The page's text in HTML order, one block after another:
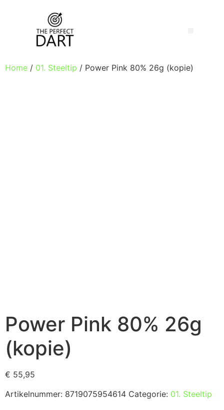
Home / 01. Steeltip / Power Pink 80% 26g (kopie)
Power Pink 80% 26g
(kopie)
€ 55,95
Artikelnummer: 8719075954614 Categorie: 01. Steeltip